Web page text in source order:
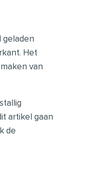
geladen
Het
van
artikel gaan
de